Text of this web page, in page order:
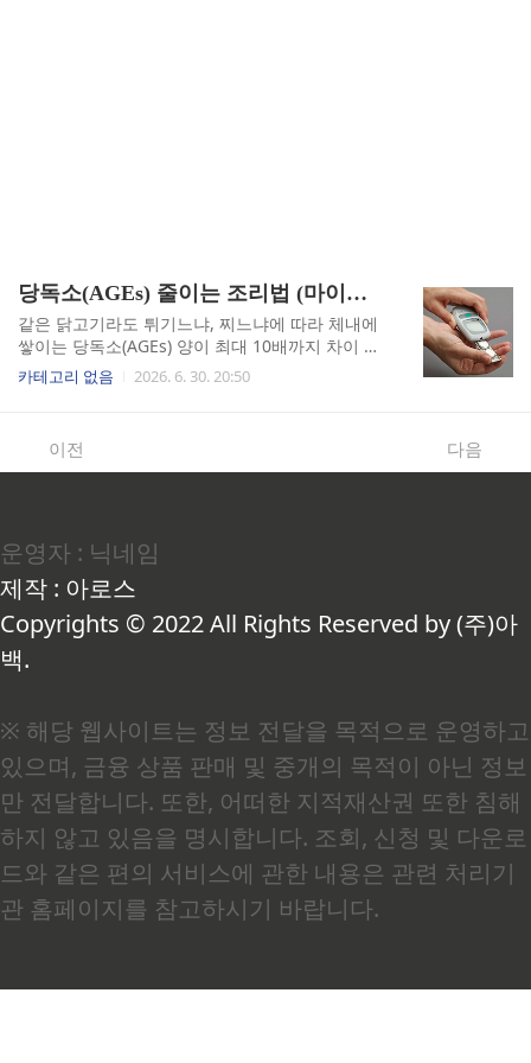
당독소(AGEs) 줄이는 조리법 (마이야르 반응, 찜 요리, 인슐린 저항성)
같은 닭고기라도 튀기느냐, 찌느냐에 따라 체내에
쌓이는 당독소(AGEs) 양이 최대 10배까지 차이 납
니다. 저는 이 사실을 알고 나서 꽤 오래 멍했습니
다. 탄수화물 줄이고 단백질 열심히 챙겨 먹었는데,
의 배신직화구이 고기에서 나는 그 고소한 불맛, 치
갈색 물질과 향미 성분을 만들어내는 화학반응을
말합니다. 문제는 이 과정에서 외인성 최종당화산
물(AGEs)이 대량으로 생성된다는 점입니다.저도
한때는 주말마다 삼겹살 직화구이, 퇴근 후 후라이
드 치킨이 ..
카테고리 없음 2026. 6. 30. 20:50
이전 다음
운영자 : 닉네임
제작 : 아로스
Copyrights © 2022 All Rights Reserved by (주)아
백.
※ 해당 웹사이트는 정보 전달을 목적으로 운영하고
있으며, 금융 상품 판매 및 중개의 목적이 아닌 정보
만 전달합니다. 또한, 어떠한 지적재산권 또한 침해
하지 않고 있음을 명시합니다. 조회, 신청 및 다운로
드와 같은 편의 서비스에 관한 내용은 관련 처리기
관 홈페이지를 참고하시기 바랍니다.